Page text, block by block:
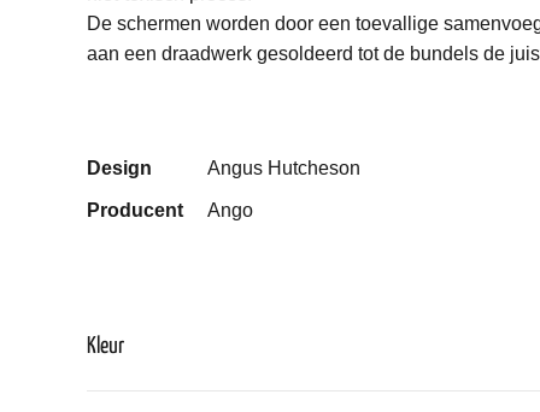
De schermen worden door een toevallige
aan een draadwerk gesoldeerd tot de bundels de
Design Angus Hutcheson
Producent Ango
Kleur